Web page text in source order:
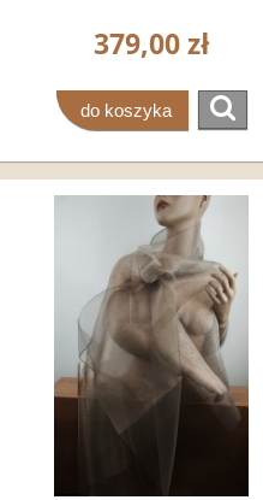
379,00 zł
do koszyka